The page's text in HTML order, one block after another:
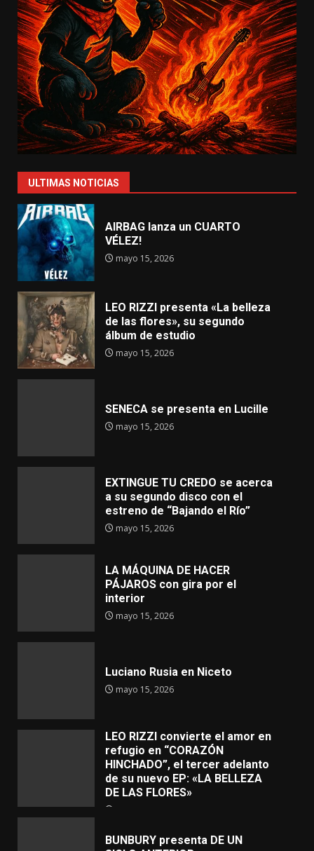
ULTIMAS NOTICIAS
AIRBAG lanza un CUARTO
VÉLEZ!
mayo 15, 2026
LEO RIZZI presenta «La belleza
de las flores», su segundo
álbum de estudio
mayo 15, 2026
SENECA se presenta en Lucille
mayo 15, 2026
EXTINGUE TU CREDO se acerca
a su segundo disco con el
estreno de “Bajando el Río”
mayo 15, 2026
LA MÁQUINA DE HACER
PÁJAROS con gira por el
interior
mayo 15, 2026
Luciano Rusia en Niceto
mayo 15, 2026
LEO RIZZI convierte el amor en
refugio en “CORAZÓN
HINCHADO”, el tercer adelanto
de su nuevo EP: «LA BELLEZA
DE LAS FLORES»
BUNBURY presenta DE UN